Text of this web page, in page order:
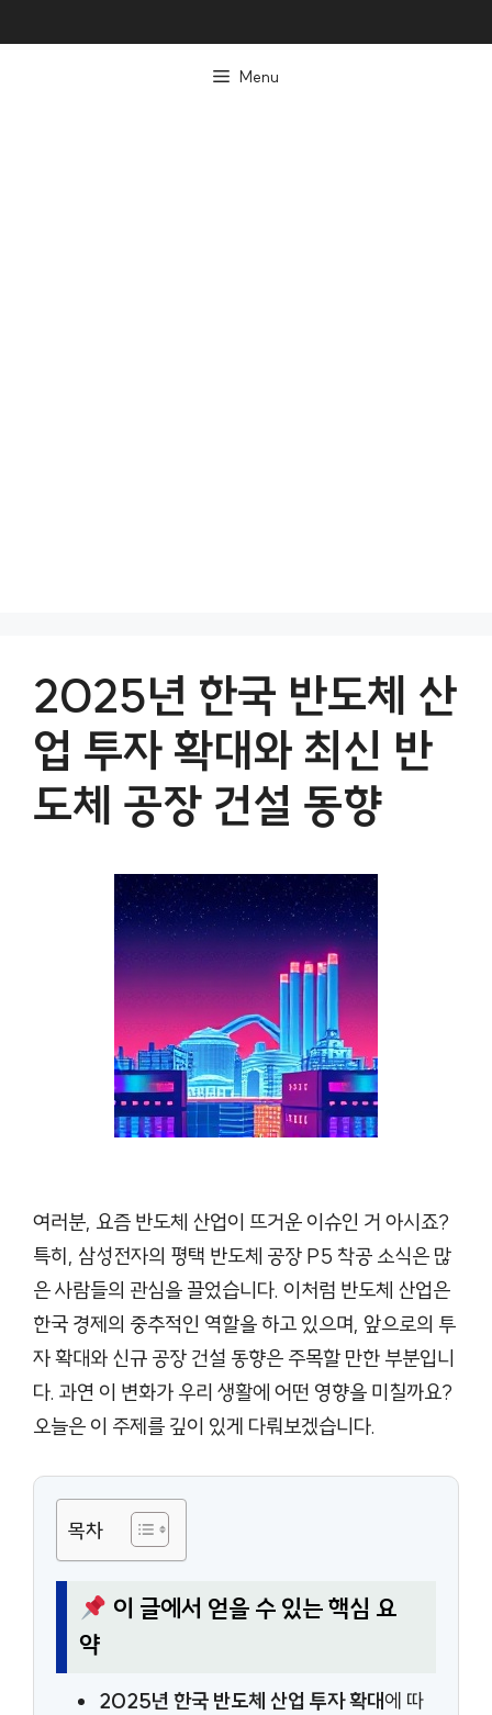
Menu
2025년 한국 반도체 산
업 투자 확대와 최신 반
도체 공장 건설 동향
여러분, 요즘 반도체 산업이 뜨거운 이슈인 거 아시죠?
특히, 삼성전자의 평택 반도체 공장 P5 착공 소식은 많
은 사람들의 관심을 끌었습니다. 이처럼 반도체 산업은
한국 경제의 중추적인 역할을 하고 있으며, 앞으로의 투
자 확대와 신규 공장 건설 동향은 주목할 만한 부분입니
다. 과연 이 변화가 우리 생활에 어떤 영향을 미칠까요?
오늘은 이 주제를 깊이 있게 다뤄보겠습니다.
목차
이 글에서 얻을 수 있는 핵심 요
약
2025년 한국 반도체 산업 투자 확대에 따